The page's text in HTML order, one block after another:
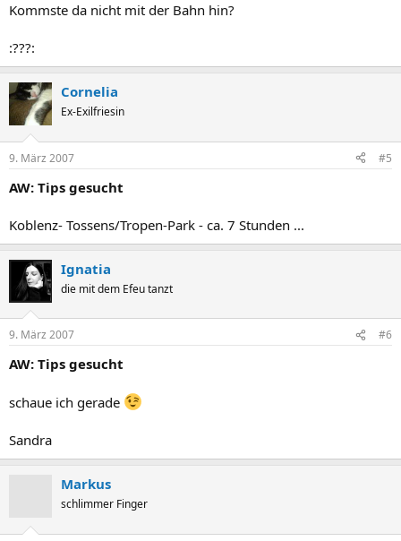
Kommste da nicht mit der Bahn hin?
:???:
Cornelia
Ex-Exilfriesin
9. März 2007 #5
AW: Tips gesucht
Koblenz- Tossens/Tropen-Park - ca. 7 Stunden ...
Ignatia
die mit dem Efeu tanzt
9. März 2007 #6
AW: Tips gesucht
schaue ich gerade
Sandra
Markus
schlimmer Finger